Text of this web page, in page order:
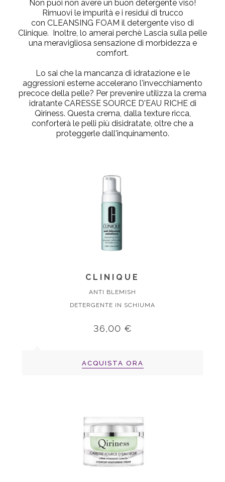
Non puoi non avere un buon detergente viso!
Rimuovi le impurità e i residui di trucco
con CLEANSING FOAM il detergente viso di
Clinique. Inoltre, lo amerai perchè Lascia sulla pelle
una meravigliosa sensazione di morbidezza e
comfort.
Lo sai che la mancanza di idratazione e le
aggressioni esterne accelerano l'invecchiamento
precoce della pelle? Per prevenire utilizza la crema
idratante CARESSE SOURCE D'EAU RICHEdi
Qiriness. Questa crema, dalla texture ricca,
conforterà le pelli più disidratate, oltre che a
proteggerle dall'inquinamento.
CLINIQUE
ANTI BLEMISH
DETERGENTE IN SCHIUMA
36,00 €
ACQUISTA ORA